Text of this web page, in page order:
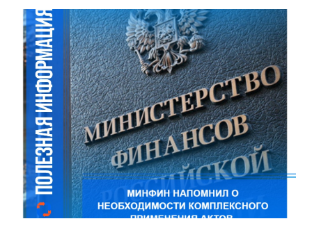
заключения государственных или муниципальных
контрактов, поскольку данная статья утрачивает силу